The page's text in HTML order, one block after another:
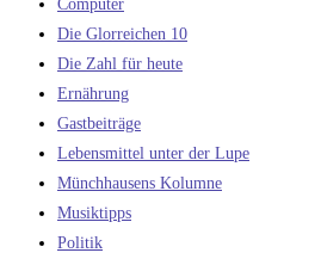
Computer
Die Glorreichen 10
Die Zahl für heute
Ernährung
Gastbeiträge
Lebensmittel unter der Lupe
Münchhausens Kolumne
Musiktipps
Politik